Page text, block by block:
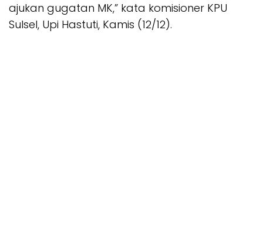
ajukan gugatan MK,” kata komisioner KPU
Sulsel, Upi Hastuti, Kamis (12/12).